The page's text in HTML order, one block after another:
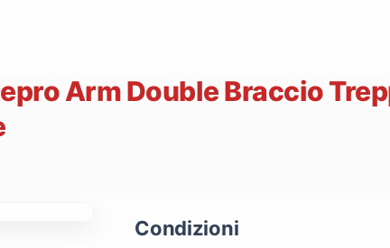
Arm Double Braccio
Condizioni